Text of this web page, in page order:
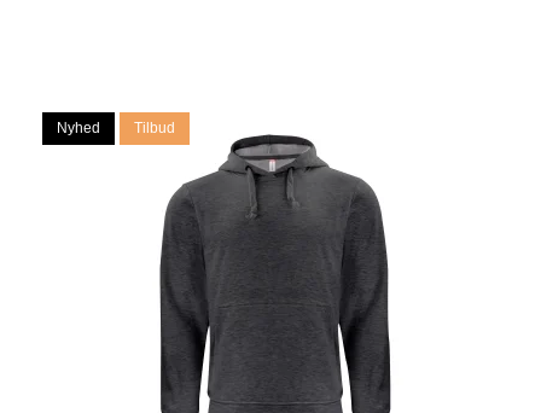
Nyhed Tilbud